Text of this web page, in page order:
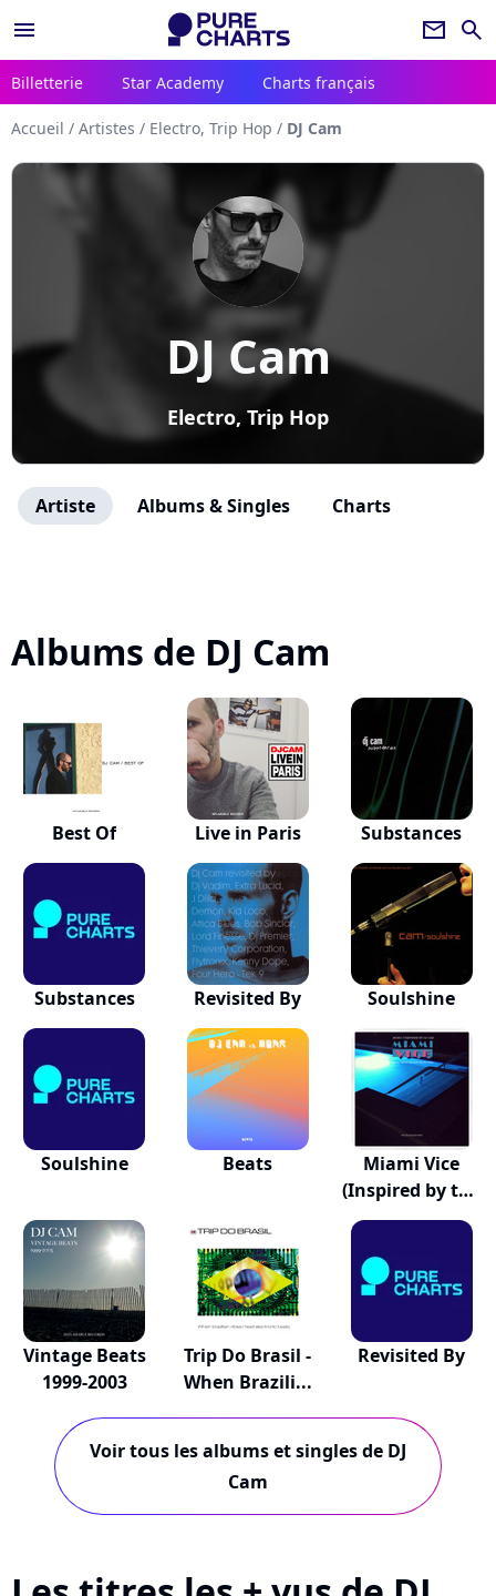
menu newsletter search
Billetterie Star Academy Charts français
Accueil / Artistes / Electro, Trip Hop / DJ Cam
DJ Cam
Electro, Trip Hop
Artiste Albums & Singles Charts
Albums de DJ Cam
Best Of Live in Paris Substances
Substances Revisited By Soulshine
Soulshine Beats
Miami Vice
(Inspired by the
S...
Vintage Beats
1999-2003
Trip Do Brasil -
When Brazili...
Revisited By
Voir tous les albums et singles de DJ
Cam